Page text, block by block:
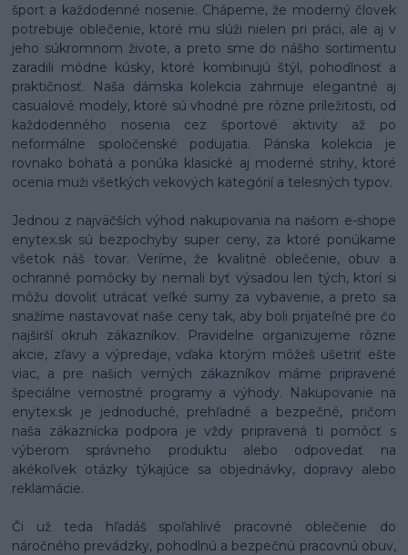
šport a každodenné nosenie. Chápeme, že moderný človek
potrebuje oblečenie, ktoré mu slúži nielen pri práci, ale aj v
jeho súkromnom živote, a preto sme do nášho sortimentu
zaradili módne kúsky, ktoré kombinujú štýl, pohodlnosť a
praktičnosť. Naša dámska kolekcia zahrnuje elegantné aj
casualové modely, ktoré sú vhodné pre rôzne príležitosti, od
každodenného nosenia cez športové aktivity až po
neformálne spoločenské podujatia. Pánska kolekcia je
rovnako bohatá a ponúka klasické aj moderné strihy, ktoré
ocenia muži všetkých vekových kategórií a telesných typov.
Jednou z najväčších výhod nakupovania na našom e-shope
enytex.sk sú bezpochyby super ceny, za ktoré ponúkame
všetok náš tovar. Veríme, že kvalitné oblečenie, obuv a
ochranné pomôcky by nemali byť výsadou len tých, ktorí si
môžu dovoliť utrácať veľké sumy za vybavenie, a preto sa
snažíme nastavovať naše ceny tak, aby boli prijateľné pre čo
najširší okruh zákazníkov. Pravidelne organizujeme rôzne
akcie, zľavy a výpredaje, vďaka ktorým môžeš ušetriť ešte
viac, a pre našich verných zákazníkov máme pripravené
špeciálne vernostné programy a výhody. Nakupovanie na
enytex.sk je jednoduché, prehľadné a bezpečné, pričom
naša zákaznícka podpora je vždy pripravená ti pomôcť s
výberom správneho produktu alebo odpovedať na
akékoľvek otázky týkajúce sa objednávky, dopravy alebo
reklamácie.
Či už teda hľadáš spoľahlivé pracovné oblečenie do
náročného prevádzky, pohodlnú a bezpečnú pracovnú obuv,